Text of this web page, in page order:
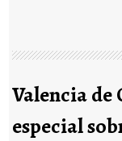
Valencia de
especial